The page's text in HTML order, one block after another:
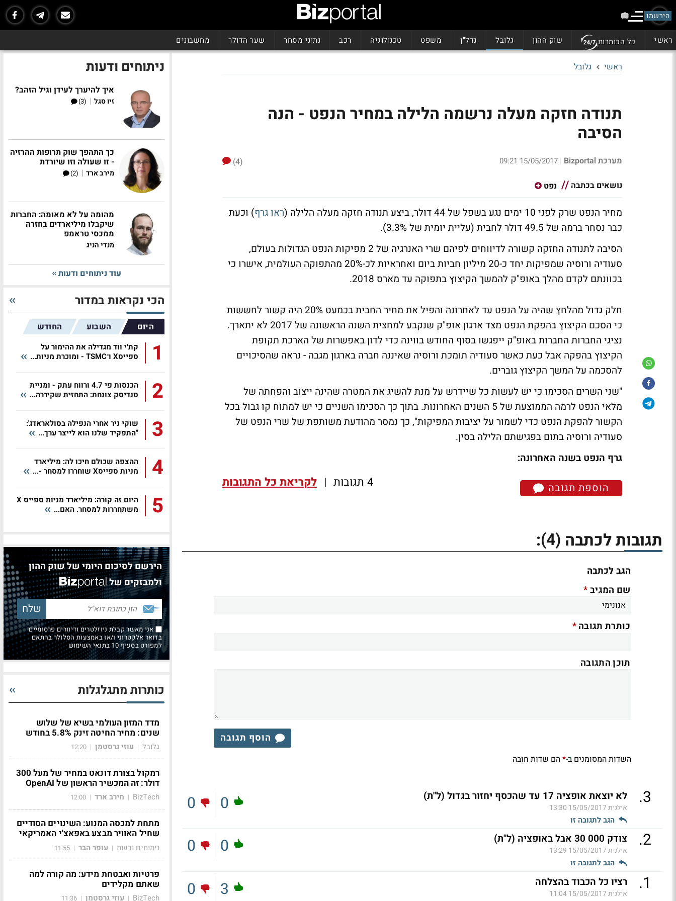
הירשמו
ראשי כל הכותרות שוק ההון גלובל נדל"ן משפט טכנולוגיה רכב נתוני מסחר שער הדולר מחשבונים
ראשי גלובל
תנודה חזקה מעלה נרשמה הלילה במחיר הנפט - הנה
הסיבה
מערכת Bizportal |
15/05/2017 09:21
(4)
נושאים בכתבה
נפט
מחיר הנפט שרק לפני 10 ימים נגע בשפל של 44 דולר, ביצע תנודה חזקה מעלה הלילה ( ראו גרף) וכעת
כבר נסחר ברמה של 49.5 דולר לחבית (עליית יומית של 3.3%).
הסיבה לתנודה החזקה קשורה לדיווחים לפיהם שרי האנרגיה של 2 מפיקות הנפט הגדולות בעולם,
סעודיה ורוסיה שמפיקות יחד כ-20 מיליון חביות ביום ואחראיות לכ-20% מהתפוקה העולמית, אישרו כי
בכוונתם לקדם מהלך באופ"ק להמשך הקיצוץ בתפוקה עד מארס 2018.
חלק גדול מהלחץ שהיה על הנפט עד לאחרונה והפיל את מחיר החבית בכמעט 20% היה קשור לחששות
כי הסכם הקיצוץ בהפקת הנפט מצד ארגון אופ"ק שנקבע למחצית השנה הראשונה של 2017 לא יתארך.
נציגי החברות החברות באופ"ק ייפגשו בסוף החודש בווינה כדי לדון באפשרות של הארכת תקופת
הקיצוץ בהפקה אבל כעת כאשר סעודיה תומכת ורוסיה שאיננה חברה בארגון מגבה - נראה שהסיכויים
להסכמה על המשך הקיצוץ גוברים.
"שני השרים הסכימו כי יש לעשות כל שיידרש על מנת להשיג את המטרה שהינה ייצוב והפחתה של
מלאי הנפט לרמה הממוצעת של 5 השנים האחרונות. בתוך כך הסכימו השניים כי יש למתוח קו גבול בכל
הקשור להפקת הנפט כדי לשמור על יציבות המפיקות", כך נמסר מהודעת משותפת של שרי הנפט של
סעודיה ורוסיה בתום בפגישתם הלילה בסין.
גרף הנפט בשנה האחרונה:
הוספת תגובה 4 תגובות | לקריאת כל התגובות
תגובות לכתבה (4)
:
הגב לכתבה
שם המגיב*
כותרת תגובה*
תוכן התגובה
הוסף תגובה
השדות המסומנים ב-*הם שדות חובה
3
. לא יוצאת אופציה 17 עד שהכסף יחזור בגדול (ל"ת)
אילנית15/05/2017 13:30
הגב לתגובה זו
0
0
2
. צודק 000 30 אבל באופציה (ל"ת)
אילנית15/05/2017 13:29
הגב לתגובה זו
0
0
1
. רציו כל הכבוד בהצלחה
אילנית15/05/2017 11:04
3
0
ניתוחים ודעות
איך להיערך לעידן וגיל הזהב?
זיו סגל |
(3)
כך התהפך שוק תרופות ההרזיה
- זו שעולה וזו שיורדת
מירב ארד |
(2)
מהומה על לא מאומה: החברות
שיקבלו מיליארדים בחזרה
ממכסי טראמפ
מנדי הניג
עוד ניתוחים ודעות
הכי נקראות במדור
היום השבוע החודש
1
קת׳י ווד מגדילה את ההימור על
ספייסX ו־TSMC - ומוכרת מניות...
2
הכנסות פי 4.7 ורווח עתק - ומניית
סנדיסק צונחת: התחזית שקיררה...
3
שוקי ניר אחרי הנפילה בסולאראדג':
"התפקיד שלנו הוא לייצר ערך...
4
ההצפה שכולם חיכו לה: מיליארד
מניות ספייסX שוחררו למסחר -...
5
היום זה קורה: מיליארד מניות ספייס X
משתחררות למסחר. האם...
הירשם לסיכום היומי של שוק ההון
ולמבזקים של
אני מאשר קבלת ניוזלטרים ודיוורים פרסומיים
בדואר אלקטרוני ו/או באמצעות הסלולר בהתאם
למפורט בסעיף 10 בתנאי השימוש
כותרות מתגלגלות
מדד המזון העולמי בשיא של שלוש
שנים: מחיר החיטה זינק 5.8% בחודש
גלובל | עוזי גרסטמן |
12:20
רמקול בצורת דונאט במחיר של מעל 300
דולר: זה המכשיר הראשון של OpenAI
BizTech
| מירב ארד |
12:00
מתחת למכסה המנוע: השינויים הסודיים
שחיל האוויר מבצע באפאצ'י האמריקאי
ניתוחים ודעות | עופר הבר |
11:55
פרטיות ואבטחת מידע: מה קורה למה
שאתם מקלידים
BizTech
| עוזי גרסטמן |
11:36